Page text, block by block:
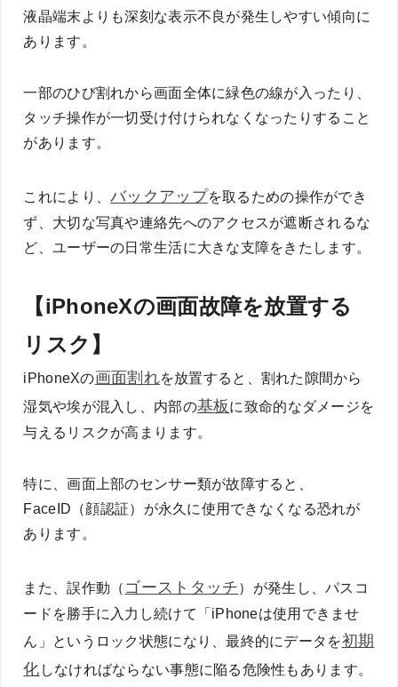
液晶端末よりも深刻な表示不良が発生しやすい傾向に
あります。
一部のひび割れから画面全体に緑色の線が入ったり、
タッチ操作が一切受け付けられなくなったりすること
があります。
これにより、バックアップを取るための操作ができ
ず、大切な写真や連絡先へのアクセスが遮断されるな
ど、ユーザーの日常生活に大きな支障をきたします。
【iPhoneXの画面故障を放置する
リスク】
iPhoneXの画面割れを放置すると、割れた隙間から
湿気や埃が混入し、内部の基板に致命的なダメージを
与えるリスクが高まります。
特に、画面上部のセンサー類が故障すると、
FaceID（顔認証）が永久に使用できなくなる恐れが
あります。
また、誤作動（ ゴーストタッチ）が発生し、パスコ
ードを勝手に入力し続けて「iPhoneは使用できませ
ん」というロック状態になり、最終的にデータを初期
化 しなければならない事態に陥る危険性もあります。